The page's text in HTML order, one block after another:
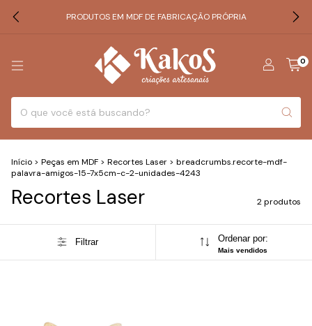
PRODUTOS EM MDF DE FABRICAÇÃO PRÓPRIA
0
Início > Peças em MDF > Recortes Laser > breadcrumbs.recorte-mdf-
palavra-amigos-15-7x5cm-c-2-unidades-4243
Recortes Laser 2 produtos
Filtrar Ordenar por:
Mais vendidos